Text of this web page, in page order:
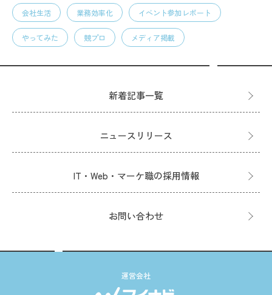
会社生活 業務効率化 イベント参加レポート
やってみた 競プロ メディア掲載
新着記事一覧
ニュースリリース
IT・Web・マーケ職の採用情報
お問い合わせ
運営会社